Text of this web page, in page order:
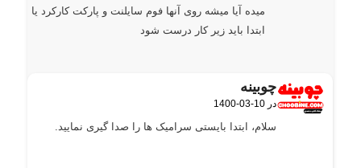
میده آیا میشه روی آنها فوم سایلنت و پارکت کارکرد یا
ابتدا باید زیر کار درست شود
چوبینه
گفته:1400-03-10 در
سلام، ابتدا بایستی سرامیک ها را صدا گیری نمایید.